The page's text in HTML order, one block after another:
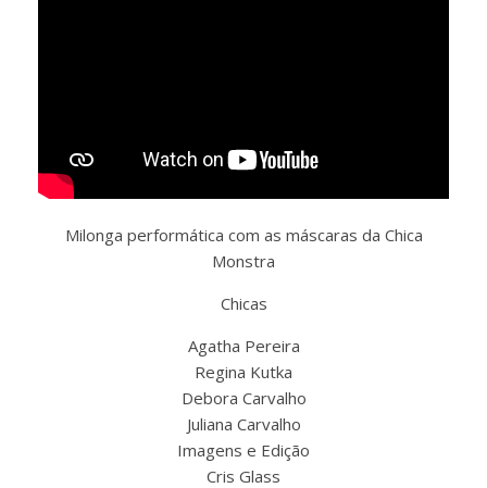
Milonga performática com as máscaras da Chica
Monstra
Chicas
Agatha Pereira
Regina Kutka
Debora Carvalho
Juliana Carvalho
Imagens e Edição
Cris Glass